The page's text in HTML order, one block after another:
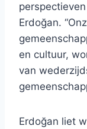
Erdoğan.
en cultuur,
van
Erdoğan liet